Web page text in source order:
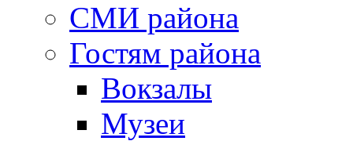
СМИ района
Гостям района
Вокзалы
Музеи